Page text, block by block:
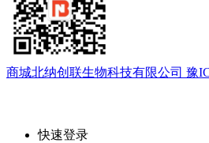
商城北纳创联生物科技有限公司 豫
快速登录